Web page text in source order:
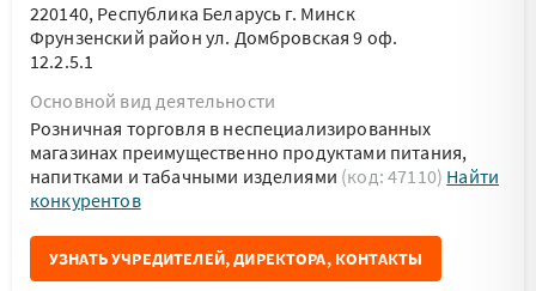
220140, Республика Беларусь г. Минск
Фрунзенский район ул. Домбровская 9 оф.
12.2.5.1
Основной вид деятельности
Розничная торговля в неспециализированных
магазинах преимущественно продуктами питания,
напитками и табачными изделиями (код: 47110) Найти
конкурентов
УЗНАТЬ УЧРЕДИТЕЛЕЙ, ДИРЕКТОРА, КОНТАКТЫ